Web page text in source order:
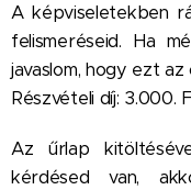
A képviseletekben
felismeréseid. Ha
javaslom, hogy ezt
Részvételi díj: 3.000.
Az űrlap
kérdésed van,